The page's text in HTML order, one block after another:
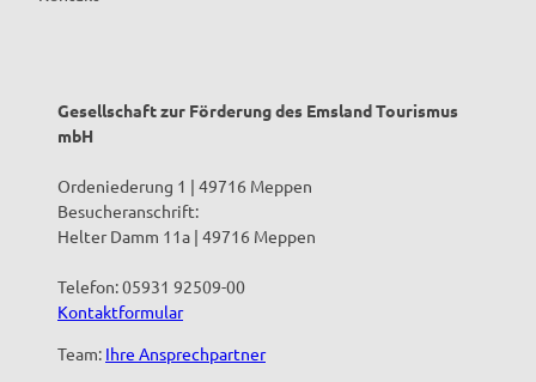
Gesellschaft zur Förderung des Emsland Tourismus
mbH
Ordeniederung 1 | 49716 Meppen
Besucheranschrift:
Helter Damm 11a | 49716 Meppen
Telefon: 05931 92509-00
Kontaktformular
Team: Ihre Ansprechpartner